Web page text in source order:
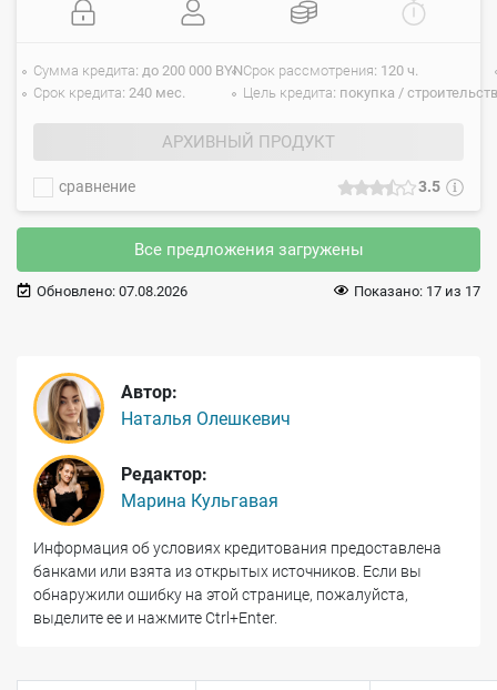
3.5
сравнение
АРХИВНЫЙ ПРОДУКТ
Сумма кредита до 200 000 BYN
Срок кредита 240 мес.
Срок рассмотрения 120 ч.
Цель кредита покупка /
Все предложения загружены
Обновлено: 07.08.2026 Показано: 17 из 17
Автор:
Наталья Олешкевич
Редактор:
Марина Кульгавая
Информация об условиях кредитования предоставлена
банками или взята из открытых источников. Если вы
обнаружили ошибку на этой странице, пожалуйста,
выделите ее и нажмите Ctrl+Enter.